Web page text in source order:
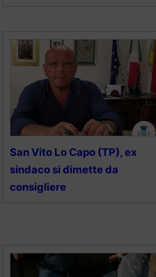
San Vito Lo Capo (TP), ex
sindaco si dimette da
consigliere